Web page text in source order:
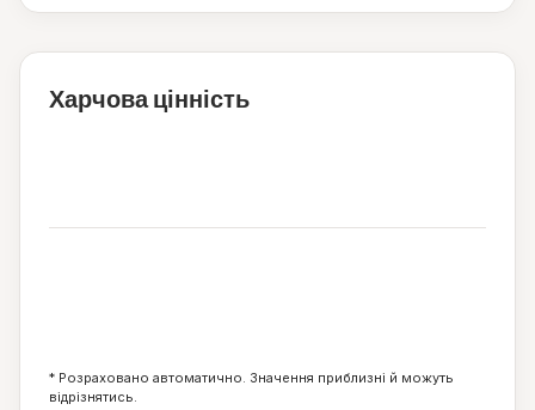
Харчова цінність
* Розраховано автоматично. Значення приблизні й можуть
відрізнятись.